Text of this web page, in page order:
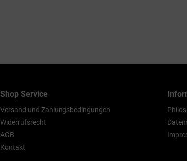
Shop Service
Versand und Zahlungsbedingungen
Widerrufsrecht
AGB
Kontakt